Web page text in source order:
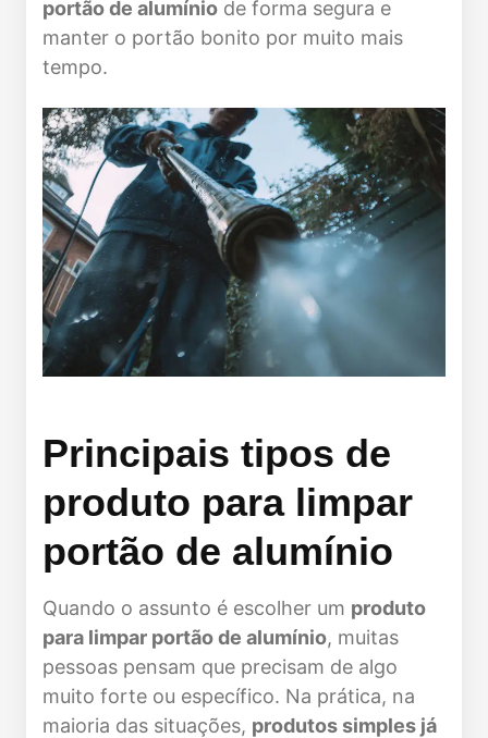
portão de alumínio de forma segura e
manter o portão bonito por muito mais
tempo.
Principais tipos de
produto para limpar
portão de alumínio
Quando o assunto é escolher um produto
para limpar portão de alumínio, muitas
pessoas pensam que precisam de algo
muito forte ou específico. Na prática, na
maioria das situações, produtos simples já